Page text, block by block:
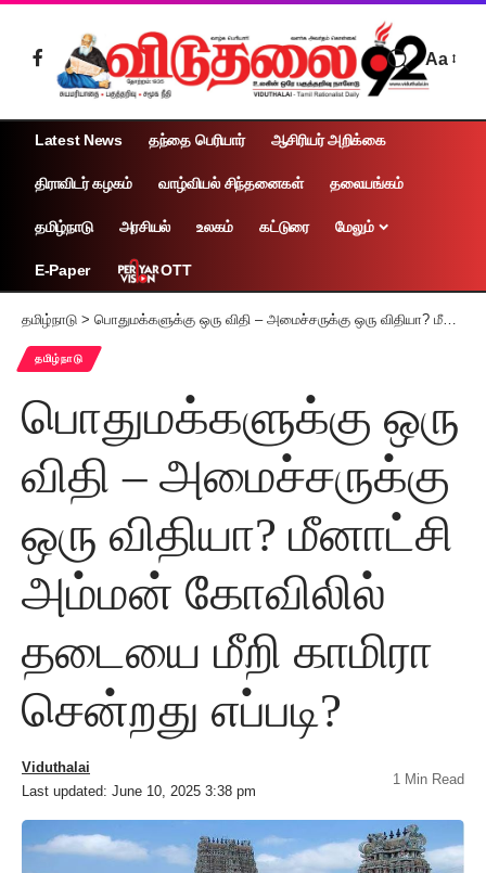
Aa
Latest News தந்தை பெரியார் ஆசிரியர் அறிக்கை
திராவிடர் கழகம் வாழ்வியல் சிந்தனைகள் தலையங்கம்
தமிழ்நாடு அரசியல் உலகம் கட்டுரை மேலும்
E-Paper OTT
தமிழ்நாடு > பொதுமக்களுக்கு ஒரு விதி – அமைச்சருக்கு ஒரு விதியா? மீனாட்சி அம்மன் கோவிலில் தடையை மீறி காமிரா சென்றது எப்படி?
தமிழ்நாடு
பொதுமக்களுக்கு ஒரு
விதி – அமைச்சருக்கு
ஒரு விதியா? மீனாட்சி
அம்மன் கோவிலில்
தடையை மீறி காமிரா
சென்றது எப்படி?
Last updated: June 10, 2025 3:38 pm
Viduthalai
1 Min Read